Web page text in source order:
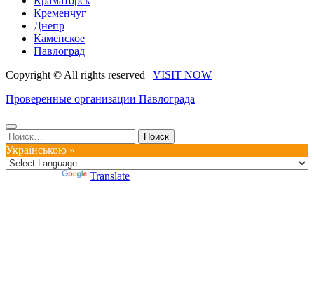
Кременчуг
Днепр
Каменское
Павлоград
Copyright © All rights reserved | VISIT NOW
Проверенные организации Павлограда
Найти:
Українською »
Translate